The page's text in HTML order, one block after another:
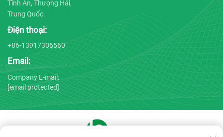
Tĩnh An, Thượng Hải,
Trung Quốc.
Điện thoại:
+86-13917306560
Email:
Company E-mail:
[email protected]